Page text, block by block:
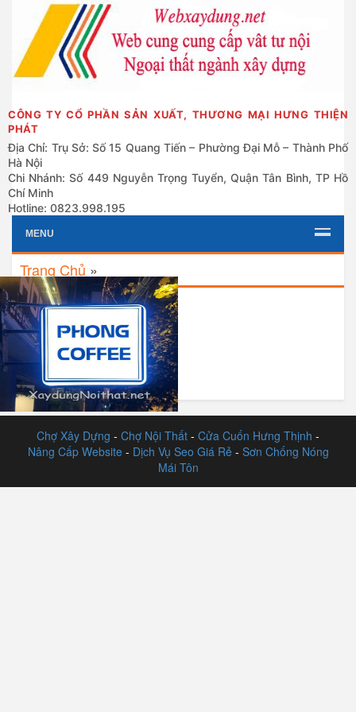
CÔNG TY CỔ PHẦN SẢN XUẤT, THƯƠNG MẠI HƯNG THIỆN
PHÁT
Địa Chỉ: Trụ Sở: Số 15 Quang Tiến – Phường Đại Mỗ – Thành Phố
Hà Nội
Chi Nhánh: Số 449 Nguyễn Trọng Tuyển, Quận Tân Bình, TP Hồ
Chí Minh
Hotline: 0823.998.195
MENU
Trang Chủ »
Grid
List
Khám Phá 50 Mẫu Biển Hút
Nổi Đẹp Mới Nhất – Xem Ngay
Báo Giá
Chợ Xây Dựng - Chợ Nội Thất - Cửa Cuốn Hưng Thịnh -
Nâng Cấp Website- Dịch Vụ Seo Giá Rẻ- Sơn Chống Nóng
Mái Tôn